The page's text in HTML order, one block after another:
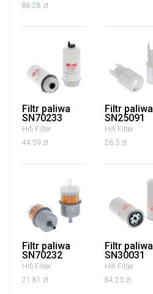
88.28 zł
Filtr paliwa
SN70233
Hifi Filter
44.59 zł
Filtr paliwa
SN25091
Hifi Filter
26.3 zł
Filtr paliwa
SN70232
Hifi Filter
21.81 zł
Filtr paliwa
SN30031
Hifi Filter
84.23 zł